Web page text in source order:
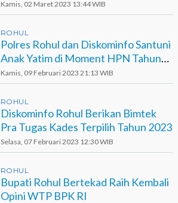
Provinsi Riau
Kamis, 02 Maret 2023 13:44 WIB
ROHUL
Polres Rohul dan Diskominfo Santuni
Anak Yatim di Moment HPN Tahun
2023
Kamis, 09 Februari 2023 21:13 WIB
ROHUL
Diskominfo Rohul Berikan Bimtek
Pra Tugas Kades Terpilih Tahun 2023
Selasa, 07 Februari 2023 12:30 WIB
ROHUL
Bupati Rohul Bertekad Raih Kembali
Opini WTP BPK RI